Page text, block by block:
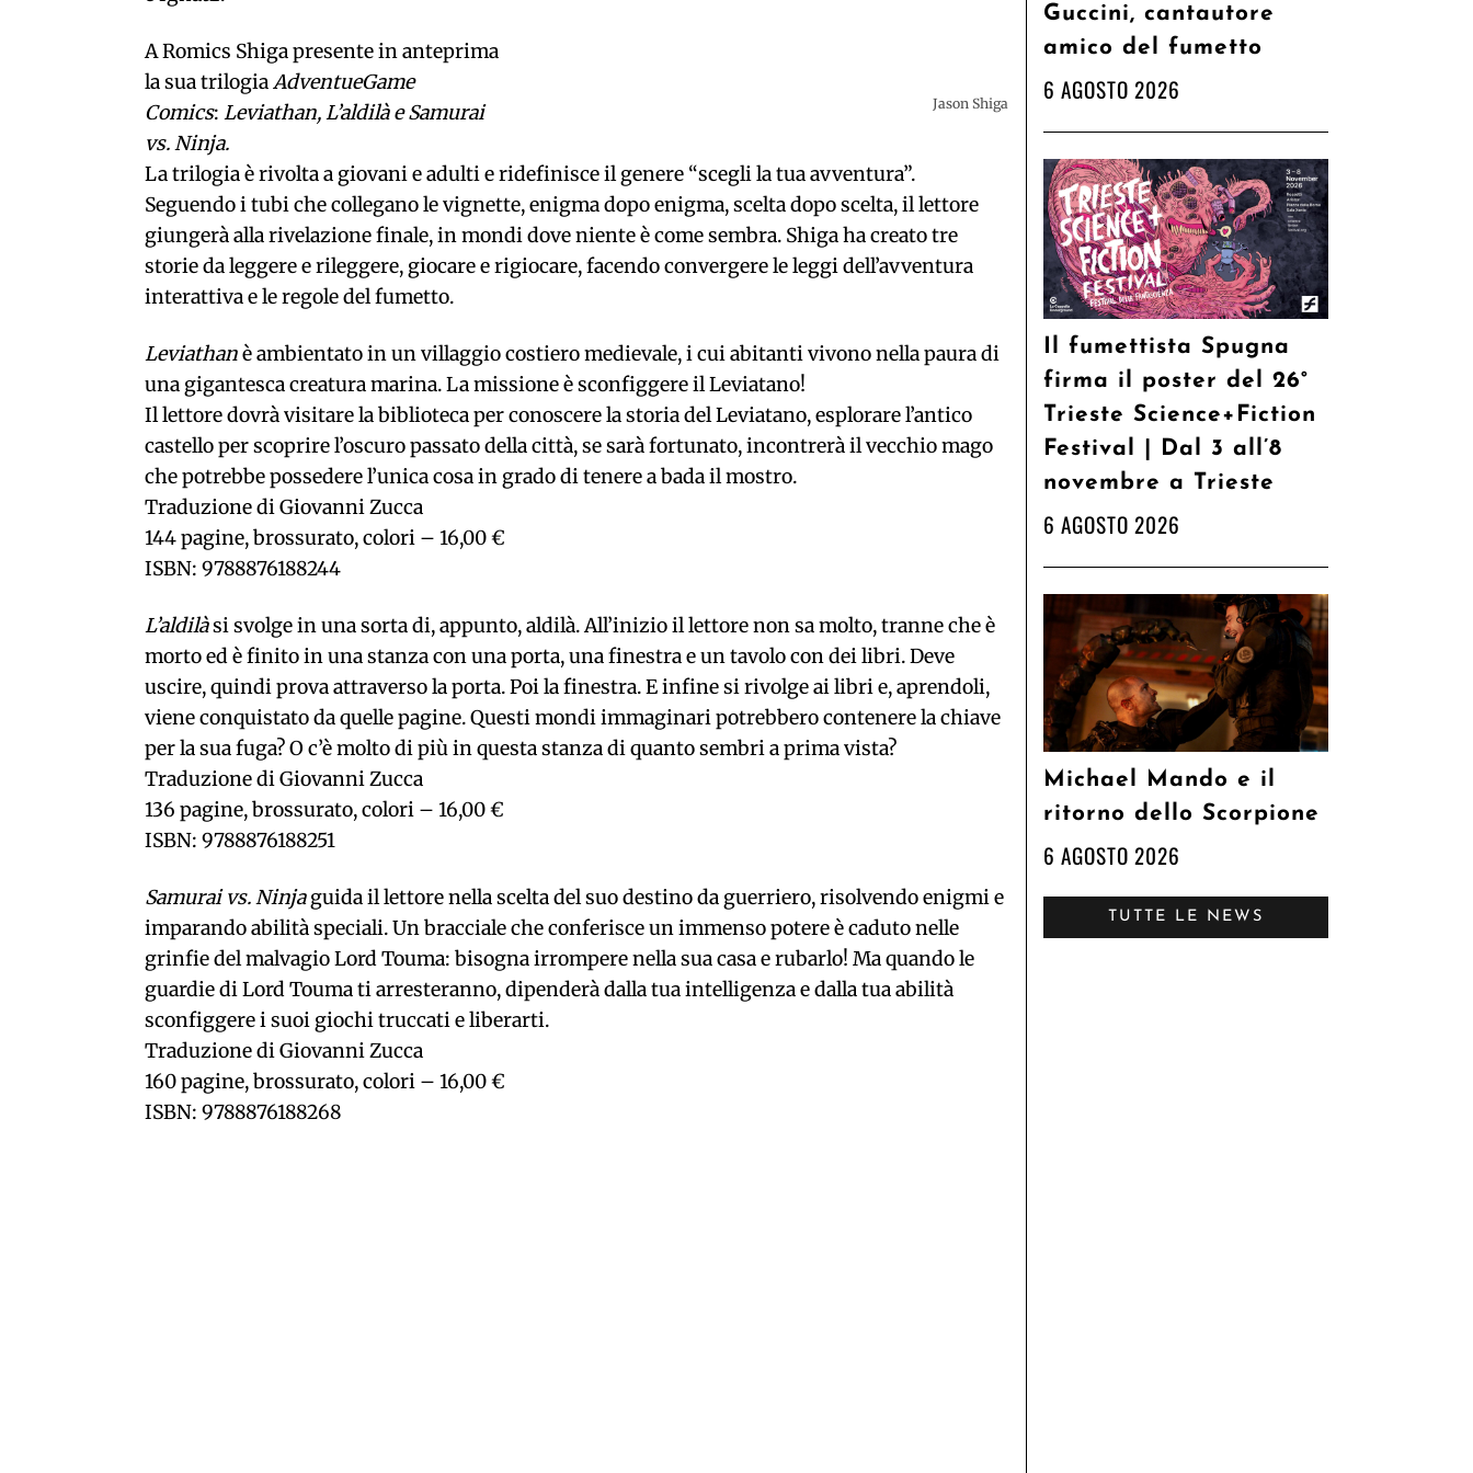
Jason Shiga
A Romics Shiga presente in anteprima
la sua trilogiaAdventueGame
Comics: Leviathan, L’aldilà e Samurai
vs. Ninja.
La trilogia è rivolta a giovani e adulti e ridefinisce il genere “scegli la tua avventura”.
Seguendo i tubi che collegano le vignette, enigma dopo enigma, scelta dopo scelta, il lettore
giungerà alla rivelazione finale, in mondi dove niente è come sembra. Shiga ha creato tre
storie da leggere e rileggere, giocare e rigiocare, facendo convergere le leggi dell’avventura
interattiva e le regole del fumetto.
Leviathanè ambientato in un villaggio costiero medievale, i cui abitanti vivono nella paura di
una gigantesca creatura marina. La missione è sconfiggere il Leviatano!
Il lettore dovrà visitare la biblioteca per conoscere la storia del Leviatano, esplorare l’antico
castello per scoprire l’oscuro passato della città, se sarà fortunato, incontrerà il vecchio mago
che potrebbe possedere l’unica cosa in grado di tenere a bada il mostro.
Traduzione di Giovanni Zucca
144 pagine, brossurato, colori – 16,00 €
ISBN: 9788876188244
L’aldilàsi svolge in una sorta di, appunto, aldilà. All’inizio il lettore non sa molto, tranne che è
morto ed è finito in una stanza con una porta, una finestra e un tavolo con dei libri. Deve
uscire, quindi prova attraverso la porta. Poi la finestra. E infine si rivolge ai libri e, aprendoli,
viene conquistato da quelle pagine. Questi mondi immaginari potrebbero contenere la chiave
per la sua fuga? O c’è molto di più in questa stanza di quanto sembri a prima vista?
Traduzione di Giovanni Zucca
136 pagine, brossurato, colori – 16,00 €
ISBN: 9788876188251
Samurai vs. Ninjaguida il lettore nella scelta del suo destino da guerriero, risolvendo enigmi e
imparando abilità speciali. Un bracciale che conferisce un immenso potere è caduto nelle
grinfie del malvagio Lord Touma: bisogna irrompere nella sua casa e rubarlo! Ma quando le
guardie di Lord Touma ti arresteranno, dipenderà dalla tua intelligenza e dalla tua abilità
sconfiggere i suoi giochi truccati e liberarti.
Traduzione di Giovanni Zucca
160 pagine, brossurato, colori – 16,00 €
ISBN: 9788876188268
Guccini, cantautore
amico del fumetto
6 AGOSTO 2026
Il fumettista Spugna
firma il poster del 26°
Trieste Science+Fiction
Festival | Dal 3 all’8
novembre a Trieste
6 AGOSTO 2026
Michael Mando e il
ritorno dello Scorpione
6 AGOSTO 2026
TUTTE LE NEWS